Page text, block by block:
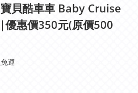
寶貝酷車車 Baby Cruise
惠價350元(原價500
運